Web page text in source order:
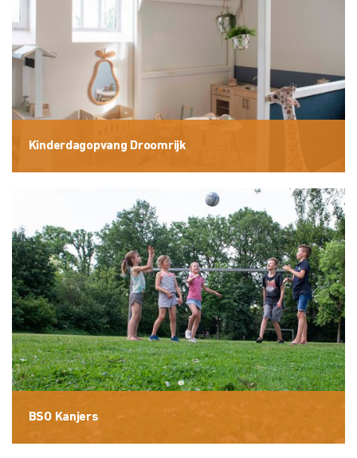
Kinderdagopvang Droomrijk
BSO Kanjers